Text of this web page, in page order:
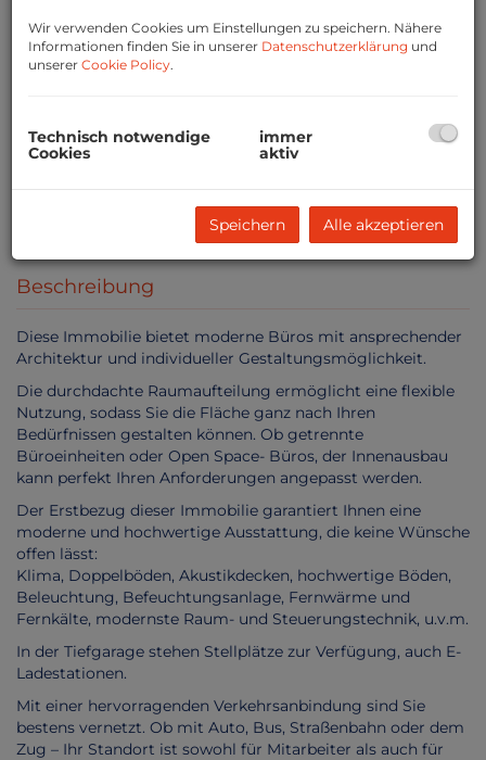
1
Beschreibung
Diese Immobilie bietet moderne Büros mit ansprechender
Architektur und individueller Gestaltungsmöglichkeit.
Die durchdachte Raumaufteilung ermöglicht eine flexible
Nutzung, sodass Sie die Fläche ganz nach Ihren
Bedürfnissen gestalten können. Ob getrennte
Büroeinheiten oder Open Space- Büros, der Innenausbau
kann perfekt Ihren Anforderungen angepasst werden.
Der Erstbezug dieser Immobilie garantiert Ihnen eine
moderne und hochwertige Ausstattung, die keine Wünsche
offen lässt:
Klima, Doppelböden, Akustikdecken, hochwertige Böden,
Beleuchtung, Befeuchtungsanlage, Fernwärme und
Fernkälte, modernste Raum- und Steuerungstechnik, u.v.m.
In der Tiefgarage stehen Stellplätze zur Verfügung, auch E-
Ladestationen.
Mit einer hervorragenden Verkehrsanbindung sind Sie
bestens vernetzt. Ob mit Auto, Bus, Straßenbahn oder dem
Zug – Ihr Standort ist sowohl für Mitarbeiter als auch für
Wir verwenden Cookies um Einstellungen zu speichern. Nähere
Informationen finden Sie in unserer Datenschutzerklärung und
unserer Cookie Policy.
Technisch notwendige
Cookies
immer
aktiv
Speichern Alle akzeptieren